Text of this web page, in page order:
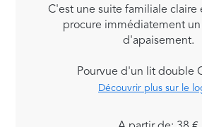
C'est une suite familiale claire
procure immédiatement
d'apaisement.
Pourvue d'un lit double
Découvrir plus sur le